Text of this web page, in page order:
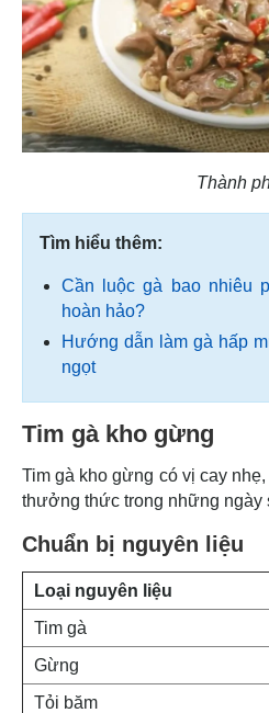
Thành
Tìm hiểu thêm:
Cần luộc gà bao nhiêu
hoàn hảo?
Hướng dẫn làm gà hấp
ngọt
Tim gà kho gừng
Tim gà kho gừng có vị cay
thưởng thức trong những ngày
Chuẩn bị nguyên liệu
Loại nguyên liệu
Tim gà
Gừng
Tỏi băm